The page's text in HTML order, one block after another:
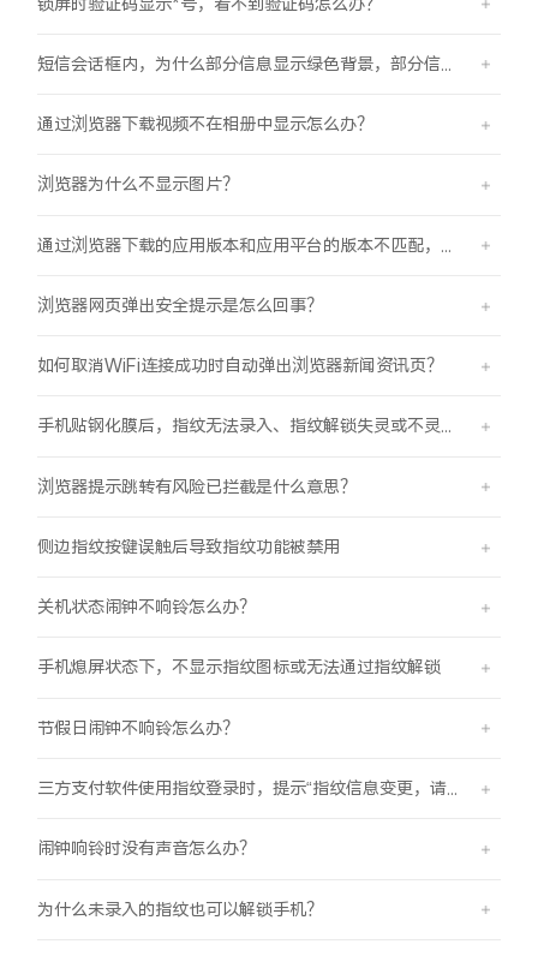
通过浏览器下载视频不在相册中显示怎么办？
浏览器为什么不显示图片？
浏览器网页弹出安全提示是怎么回事？
如何取消WiFi连接成功时自动弹出浏览器新闻资讯页？
手机贴钢化膜后，指纹无法录入、指纹解锁失灵或不灵敏。
浏览器提示跳转有风险已拦截是什么意思？
侧边指纹按键误触后导致指纹功能被禁用
关机状态闹钟不响铃怎么办？
手机熄屏状态下，不显示指纹图标或无法通过指纹解锁
节假日闹钟不响铃怎么办？
闹钟响铃时没有声音怎么办？
为什么未录入的指纹也可以解锁手机？